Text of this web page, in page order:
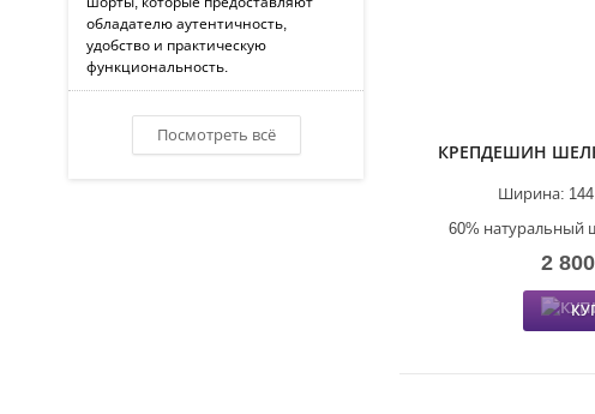
обладателю аутентичность,
удобство и практическую
функциональность.
Посмотреть всё
КРЕПДЕШИН
Ширина:
60% натуральный
2 800